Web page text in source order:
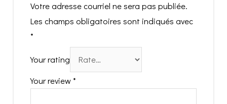
Votre adresse courriel ne sera pas publiée.
Les champs obligatoires sont indiqués avec
*
Your rating
Your review*